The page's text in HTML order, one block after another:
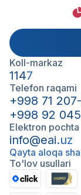
Koll-markaz
1147
Telefon raqami
+998 71
+998 92
Elektron pochta
info@eai.uz
Qayta aloqa
To'lov usullari